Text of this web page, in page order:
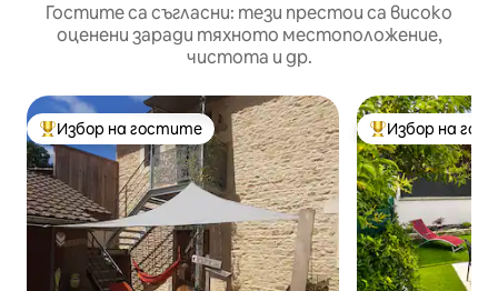
Гостите са съгласни: тези престои са високо
оценени заради тяхното местоположение,
чистота и др.
Най-популярен избор на гостите
Избор на гостите Най-популярен
Избор на